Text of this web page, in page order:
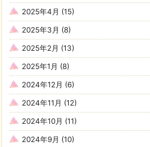
2025年4月 (15)
2025年3月 (8)
2025年2月 (13)
2025年1月 (8)
2024年12月 (6)
2024年11月 (12)
2024年10月 (11)
2024年9月 (10)